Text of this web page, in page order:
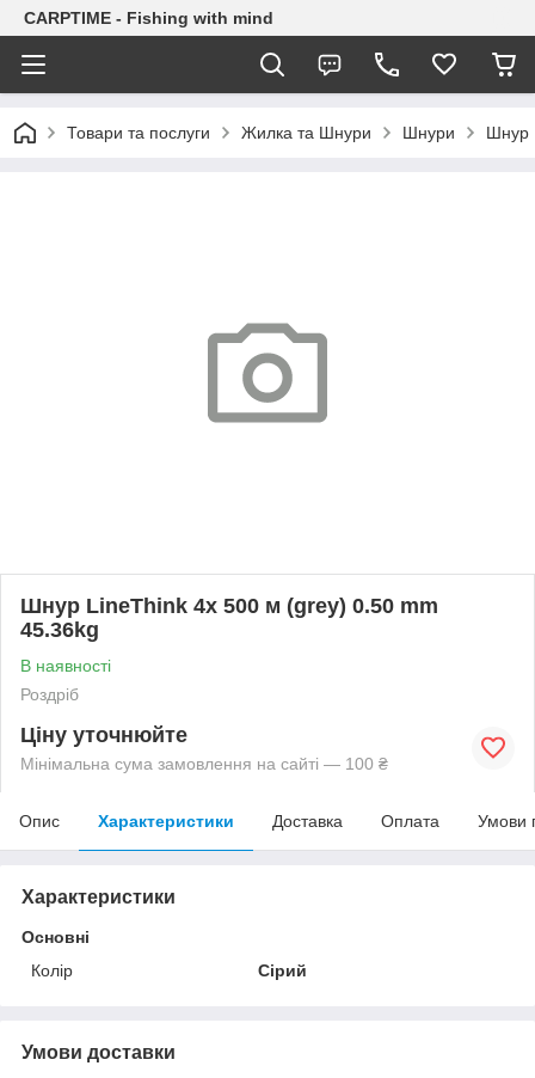
CARPTIME - Fishing with mind
Товари та послуги Жилка та Шнури Шнури Шнур
Шнур LineThink 4x 500 м (grey) 0.50 mm
45.36kg
В наявності
Роздріб
Ціну уточнюйте
Мінімальна сума замовлення на сайті — 100 ₴
Опис Характеристики Доставка Оплата Умови
Характеристики
Основні
Колір
Сірий
Умови доставки